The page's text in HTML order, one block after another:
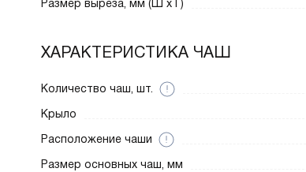
Размер выреза, мм (Ш x Г)
ХАРАКТЕРИСТИКА ЧАШ
Количество чаш, шт.
Крыло
Расположение чаши
Размер основных чаш, мм